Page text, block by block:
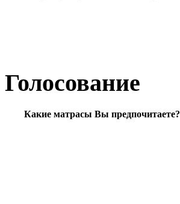
Голосование
Какие матрасы Вы предпочитаете?